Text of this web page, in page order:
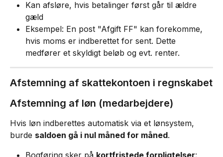
Kan afsløre, hvis betalinger først går til ældre
gæld
Eksempel: En post "Afgift FF" kan forekomme,
hvis moms er indberettet for sent. Dette
medfører et skyldigt beløb og evt. renter.
Afstemning af skattekontoen i regnskabet
Afstemning af løn (medarbejdere)
Hvis løn indberettes automatisk via et lønsystem,
burde saldoen gå i nul måned for måned.